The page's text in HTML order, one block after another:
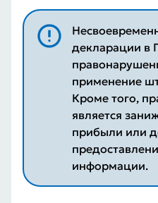
декларации в
применение
Кроме того,
является
прибыли или
информации.